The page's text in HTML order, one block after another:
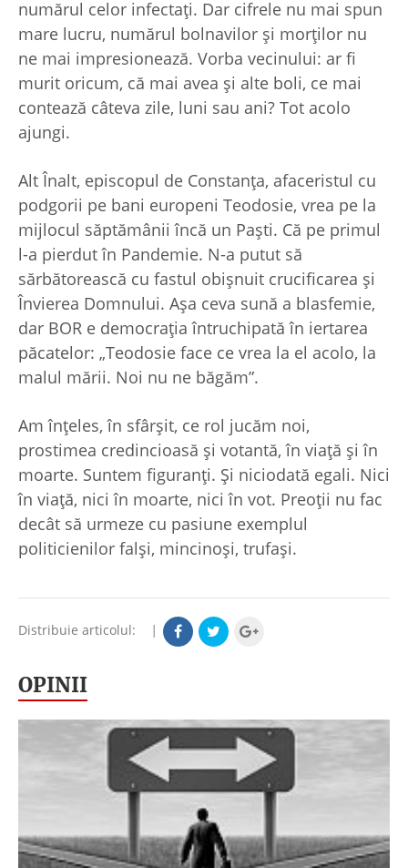
numărul celor infectaţi. Dar cifrele nu mai spun
mare lucru, numărul bolnavilor şi morţilor nu
ne mai impresionează. Vorba vecinului: ar fi
murit oricum, că mai avea şi alte boli, ce mai
contează câteva zile, luni sau ani? Tot acolo
ajungi.
Alt Înalt, episcopul de Constanţa, afaceristul cu
podgorii pe bani europeni Teodosie, vrea pe la
mijlocul săptămânii încă un Paşti. Că pe primul
l-a pierdut în Pandemie. N-a putut să
sărbătorească cu fastul obişnuit crucificarea şi
Învierea Domnului. Aşa ceva sună a blasfemie,
dar BOR e democraţia întruchipată în iertarea
păcatelor: „Teodosie face ce vrea la el acolo, la
malul mării. Noi nu ne băgăm”.
Am înţeles, în sfârşit, ce rol jucăm noi,
prostimea credincioasă şi votantă, în viaţă şi în
moarte. Suntem figuranţi. Şi niciodată egali. Nici
în viaţă, nici în moarte, nici în vot. Preoţii nu fac
decât să urmeze cu pasiune exemplul
politicienilor falşi, mincinoşi, trufaşi.
Distribuie articolul: |
OPINII